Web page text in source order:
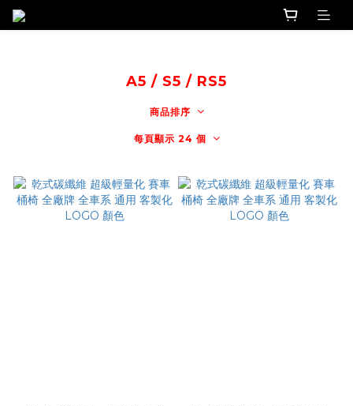
A5 / S5 / RS5
商品排序
每頁顯示 24 個